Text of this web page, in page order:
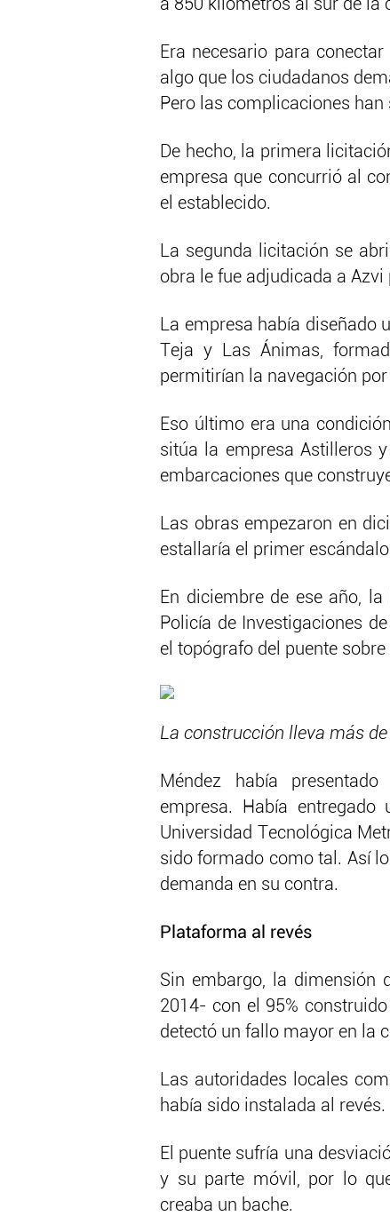
a 850 kilómetros al sur de la
Era necesario para
algo que los ciudadanos
Pero las complicaciones
De hecho, la primera
empresa que concurrió al
el establecido.
La segunda licitación se
obra le fue adjudicada a
La empresa había diseñado
Teja y Las Ánimas,
permitirían la navegación por
Eso último era una
sitúa la empresa Astilleros
embarcaciones que
Las obras empezaron en
estallaría el primer
En diciembre de ese año,
Policía de Investigaciones
el topógrafo del puente
La construcción lleva más
Méndez había
empresa. Había
Universidad Tecnológica
sido formado como tal. Así
demanda en su contra.
Plataforma al revés
Sin embargo, la dimensión
2014- con el 95%
detectó un fallo mayor en la
Las autoridades locales
había sido instalada al revés.
El puente sufría una
y su parte móvil, por lo
creaba un bache.